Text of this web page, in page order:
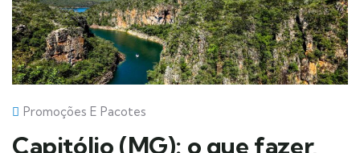
Promoções E Pacotes
Capitólio (MG): o que fazer,